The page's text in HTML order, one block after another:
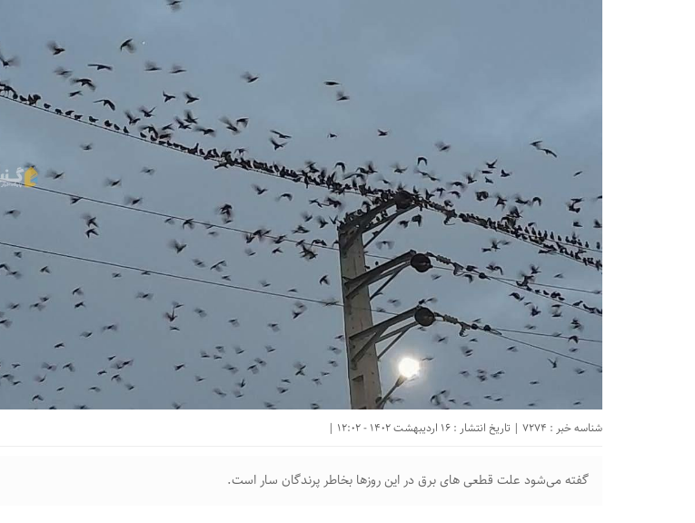
شناسه خبر : 7274 | تاریخ انتشار : 16 اردیبهشت 1402 - 12:02 |
گفته می‌شود علت قطعی های برق در این روزها بخاطر پرندگان سار است.